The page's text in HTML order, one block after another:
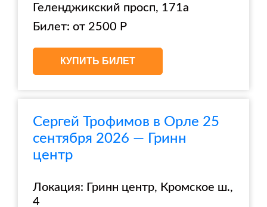
Геленджикский просп, 171а
Билет: от 2500 Р
КУПИТЬ БИЛЕТ
Сергей Трофимов в Орле 25
сентября 2026 — Гринн
центр
Локация: Гринн центр, Кромское ш.,
4